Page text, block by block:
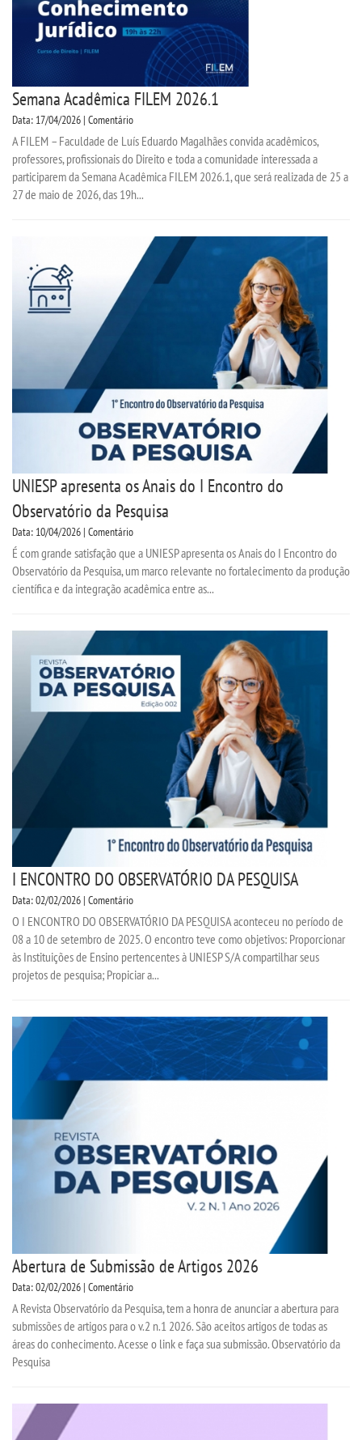
Semana Acadêmica FILEM 2026.1
Data: 17/04/2026 | Comentário
A FILEM – Faculdade de Luís Eduardo Magalhães convida acadêmicos,
professores, profissionais do Direito e toda a comunidade interessada a
participarem da Semana Acadêmica FILEM 2026.1, que será realizada de 25 a
27 de maio de 2026, das 19h...
UNIESP apresenta os Anais do I Encontro do
Observatório da Pesquisa
Data: 10/04/2026 | Comentário
É com grande satisfação que a UNIESP apresenta os Anais do I Encontro do
Observatório da Pesquisa, um marco relevante no fortalecimento da produção
científica e da integração acadêmica entre as...
I ENCONTRO DO OBSERVATÓRIO DA PESQUISA
Data: 02/02/2026 | Comentário
O I ENCONTRO DO OBSERVATÓRIO DA PESQUISA aconteceu no período de
08 a 10 de setembro de 2025. O encontro teve como objetivos: Proporcionar
às Instituições de Ensino pertencentes à UNIESP S/A compartilhar seus
projetos de pesquisa; Propiciar a...
Abertura de Submissão de Artigos 2026
Data: 02/02/2026 | Comentário
A Revista Observatório da Pesquisa, tem a honra de anunciar a abertura para
submissões de artigos para o v.2 n.1 2026. São aceitos artigos de todas as
áreas do conhecimento. Acesse o link e faça sua submissão. Observatório da
Pesquisa